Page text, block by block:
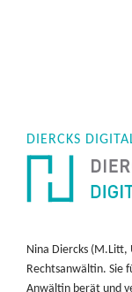
DIERCKS
Nina Diercks (M.Litt,
Rechtsanwältin. Sie
Anwältin berät und